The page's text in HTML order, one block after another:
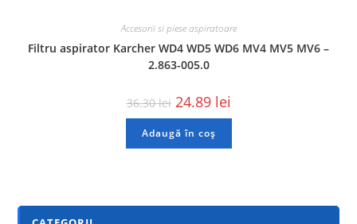
Accesorii si piese aspiratoare
Filtru aspirator Karcher WD4 WD5 WD6 MV4 MV5 MV6 –
2.863-005.0
36.30lei 24.89 lei
Adaugă în coș